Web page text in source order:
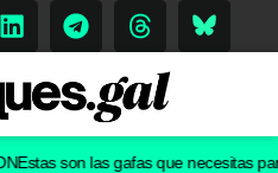
son las gafas que necesitas